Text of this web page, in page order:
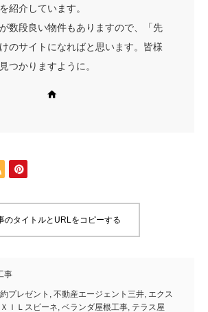
紹介しています。
数段良い物件もありますので、「先
のサイトになればと思います。皆様
つかりますように。
のタイトルとURLをコピーする
事
プレゼント , 不動産エージェント三井, エクス
ＩＬスピーネ, ベランダ屋根工事, テラス屋